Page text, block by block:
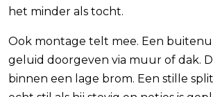
het minder als tocht.
Ook montage telt mee. Een
geluid doorgeven via muur of dak.
binnen een lage brom. Een stille split